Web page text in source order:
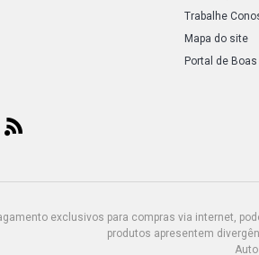
Trabalhe
Mapa do site
Portal de
exclusivos para compras via internet,
produtos apresentem